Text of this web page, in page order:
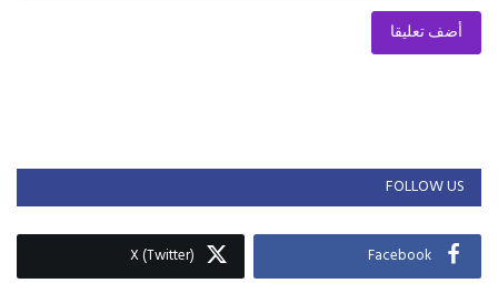
أضف تعليقا
FOLLOW US
Facebook
X (Twitter)